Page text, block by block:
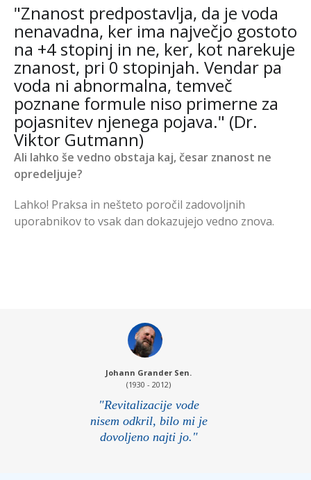
"Znanost predpostavlja, da je voda
nenavadna, ker ima največjo gostoto
na +4 stopinj in ne, ker, kot narekuje
znanost, pri 0 stopinjah. Vendar pa
voda ni abnormalna, temveč
poznane formule niso primerne za
pojasnitev njenega pojava." (Dr.
Viktor Gutmann)
Ali lahko še vedno obstaja kaj, česar znanost ne
opredeljuje?
Lahko! Praksa in nešteto poročil zadovoljnih
uporabnikov to vsak dan dokazujejo vedno znova.
Johann Grander Sen.
(1930 - 2012)
"Revitalizacije vode
nisem odkril, bilo mi je
dovoljeno najti jo."